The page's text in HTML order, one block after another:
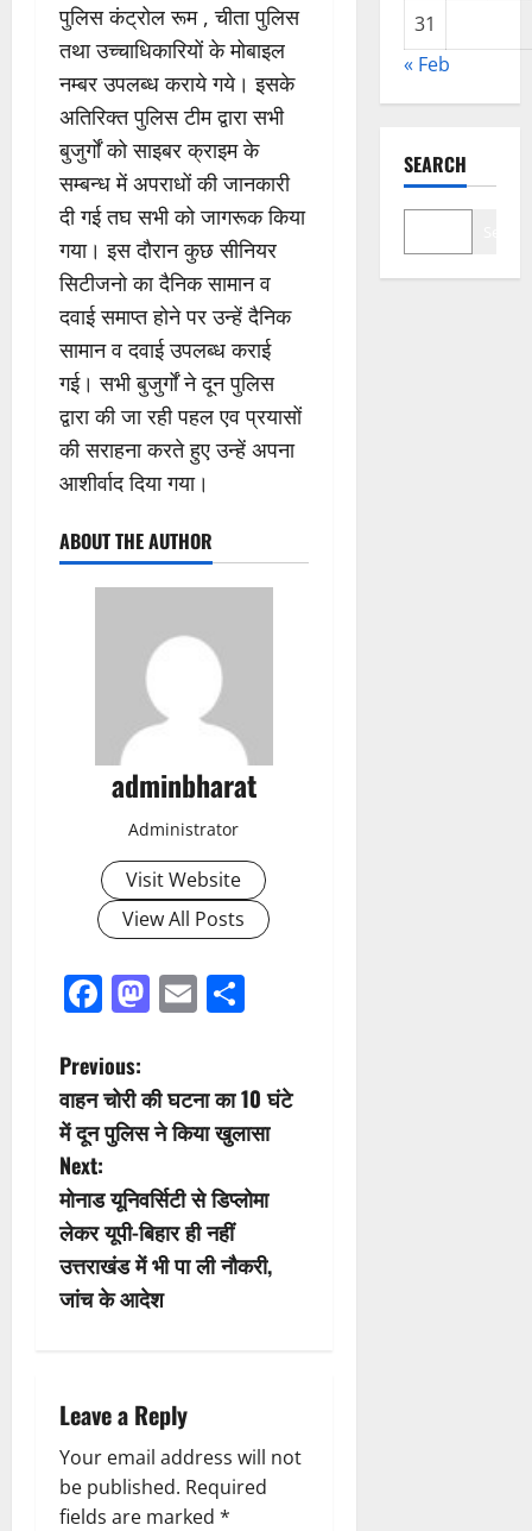
पुलिस कंट्रोल रूम , चीता पुलिस
तथा उच्चाधिकारियों के मोबाइल
नम्बर उपलब्ध कराये गये। इसके
अतिरिक्त पुलिस टीम द्वारा सभी
बुजुर्गों को साइबर क्राइम के
सम्बन्ध में अपराधों की जानकारी
दी गई तघ सभी को जागरूक किया
गया। इस दौरान कुछ सीनियर
सिटीजनो का दैनिक सामान व
दवाई समाप्त होने पर उन्हें दैनिक
सामान व दवाई उपलब्ध कराई
गई। सभी बुजुर्गों ने दून पुलिस
द्वारा की जा रही पहल एव प्रयासों
की सराहना करते हुए उन्हें अपना
आशीर्वाद दिया गया।
ABOUT THE AUTHOR
adminbharat
Administrator
Visit Website
View All Posts
Facebook
Mastodon
Email
P
o
s
t
n
a
i
g
Previous:
वाहन चोरी की घटना का 10 घंटे
में दून पुलिस ने किया खुलासा
Next:
मोनाड यूनिवर्सिटी से डिप्लोमा
लेकर यूपी-बिहार ही नहीं
उत्तराखंड में भी पा ली नौकरी,
जांच के आदेश
Leave a Reply
Your email address will not
be published. Required
fields are marked *
31
« Feb
SEARCH